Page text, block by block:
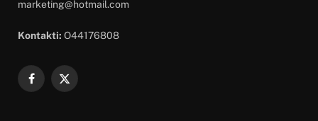
marketing@hotmail.com
Kontakti: O44176808
Facebook
X